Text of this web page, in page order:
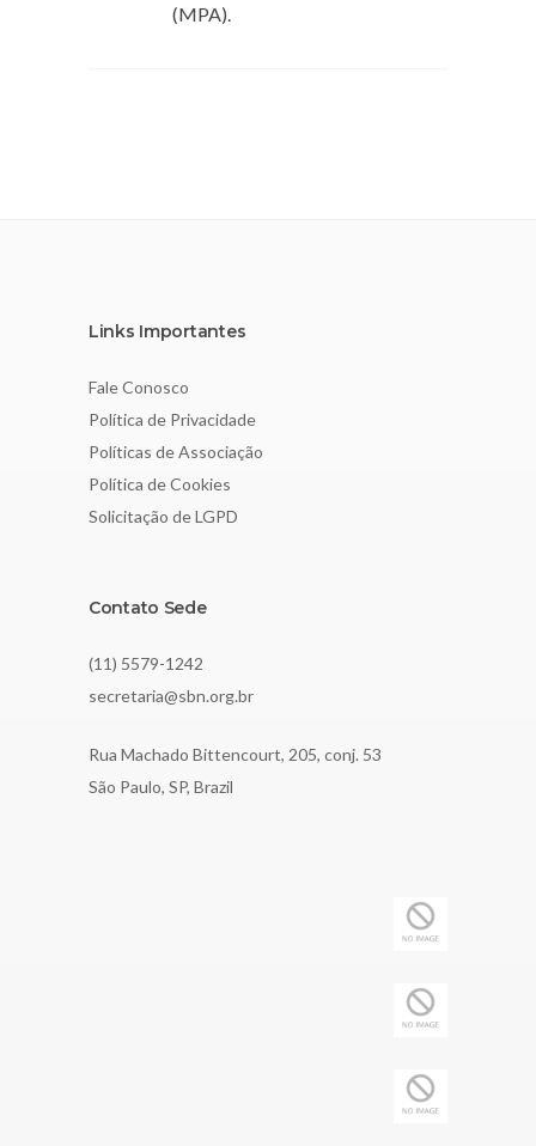
(MPA).
Links Importantes
Fale Conosco
Política de Privacidade
Políticas de Associação
Política de Cookies
Solicitação de LGPD
Contato Sede
(11) 5579-1242
secretaria@sbn.org.br
Rua Machado Bittencourt, 205, conj. 53
São Paulo, SP, Brazil